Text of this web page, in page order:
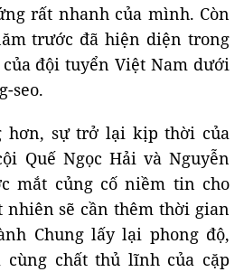
rất nhanh của mình. Còn
trước đã hiện diện trong
đội tuyển Việt Nam dưới
seo.
hơn, sự trở lại kịp thời của
Quế Ngọc Hải và Nguyễn
mắt củng cố niềm tin cho
nhiên sẽ cần thêm thời gian
Chung lấy lại phong độ,
cùng chất thủ lĩnh của cặp